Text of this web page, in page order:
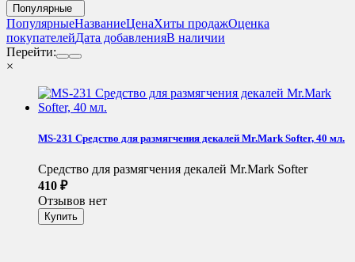
Популярные
ПопулярныеНазваниеЦенаХиты продажОценка
покупателейДата добавленияВ наличии
Перейти:
×
MS-231 Средство для размягчения декалей Mr.Mark Softer, 40 мл.
Средство для размягчения декалей Mr.Mark Softer
410 ₽
Отзывов нет